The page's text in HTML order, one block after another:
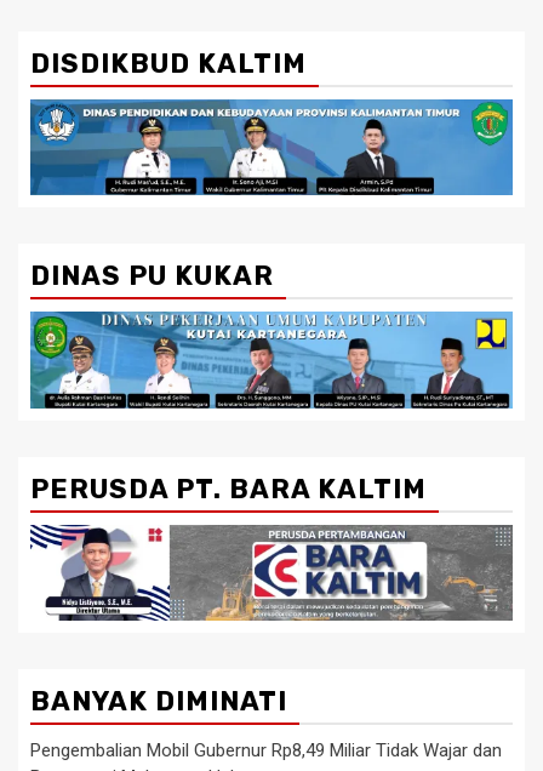
DISDIKBUD KALTIM
DINAS PU KUKAR
PERUSDA PT. BARA KALTIM
BANYAK DIMINATI
Pengembalian Mobil Gubernur Rp8,49 Miliar Tidak Wajar dan